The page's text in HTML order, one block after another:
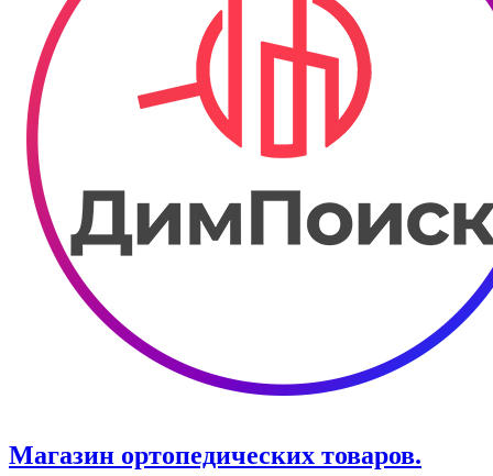
Магазин ортопедических товаров.